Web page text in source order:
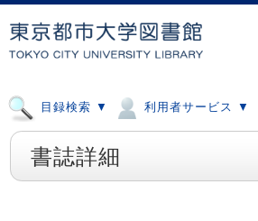
目録検索 ▼ 利用者サービス ▼
書誌詳細